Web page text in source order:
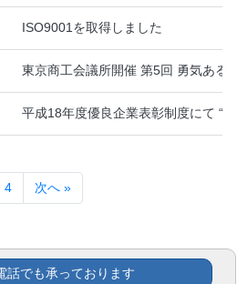
ISO9001を取得しました
東京商工会議所開催 第5回 勇気ある
平成18年度優良企業表彰制度にて “
4 次へ »
話でも承っております